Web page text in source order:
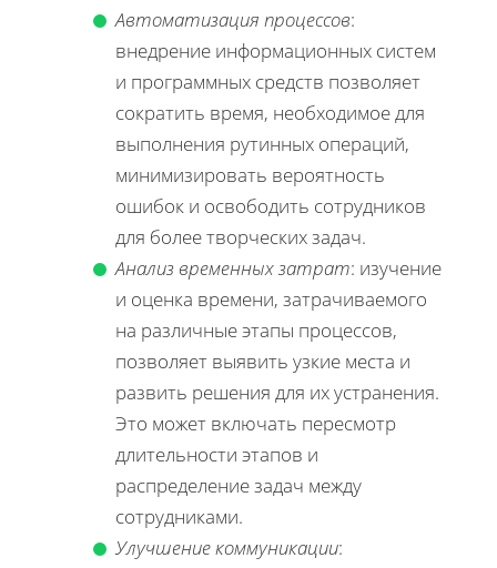
Автоматизация процессов:
внедрение информационных систем
и программных средств позволяет
сократить время, необходимое для
выполнения рутинных операций,
минимизировать вероятность
ошибок и освободить сотрудников
для более творческих задач.
Анализ временных затрат: изучение
и оценка времени, затрачиваемого
на различные этапы процессов,
позволяет выявить узкие места и
развить решения для их устранения.
Это может включать пересмотр
длительности этапов и
распределение задач между
сотрудниками.
Улучшение коммуникации: